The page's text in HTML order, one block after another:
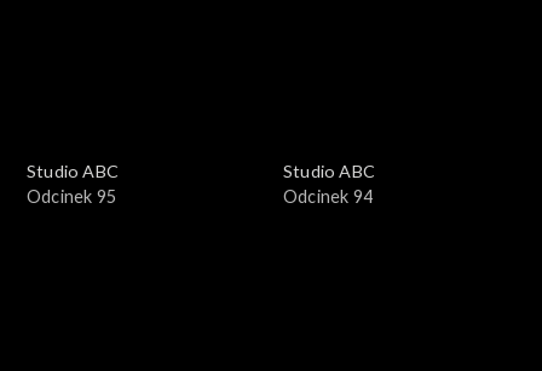
Studio ABC
Odcinek 95
Studio ABC
Odcinek 94